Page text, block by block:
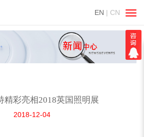
EN | CN
切
换
导
航
精彩亮相2018英国照明展
2018-12-04